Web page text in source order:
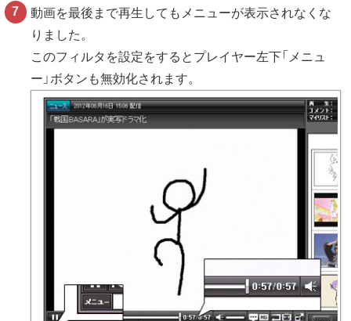
動画を最後まで再生してもメニューが表示されなくな
りました。
このフィルタを設定をするとプレイヤー左下「メニュ
ー」ボタンも無効化されます。